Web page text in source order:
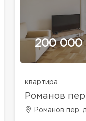
200 000
квартира
Романов
Романов пер,